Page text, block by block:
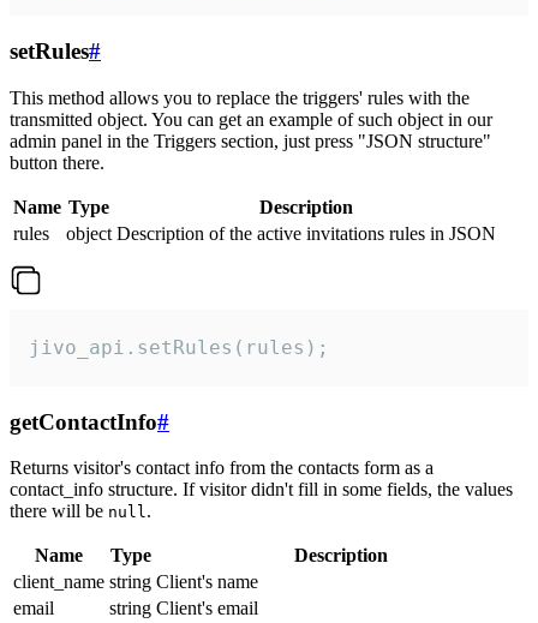
setRules#
This method allows you to replace the triggers' rules with the
transmitted object. You can get an example of such object in our
admin panel in the Triggers section, just press "JSON structure"
button there.
Name Type
Description
rules
object Description of the active invitations rules in JSON
jivo_api.setRules(rules);
getContactInfo#
Returns visitor's contact info from the contacts form as a
contact_info structure. If visitor didn't fill in some fields, the values
there will be null.
Name Type
Description
client_name string Client's name
email
string Client's email